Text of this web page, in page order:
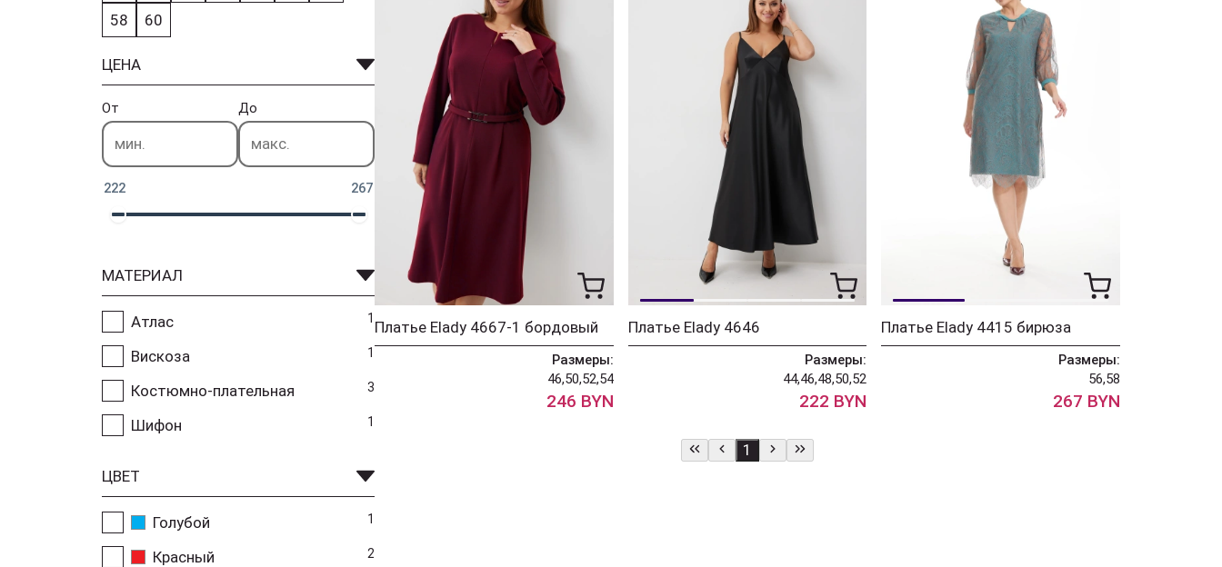
58
60
ЦЕНА
От До
222 267
МАТЕРИАЛ
Атлас 1
Вискоза 1
Костюмно-плательная 3
Шифон 1
ЦВЕТ
Голубой 1
Красный 2
Платье Elady 4667-1 бордовый
Размеры:
46,50,52,54
246 BYN
Платье Elady 4646
Размеры:
44,46,48,50,52
222 BYN
Платье Elady 4415 бирюза
Размеры:
56,58
267 BYN
1